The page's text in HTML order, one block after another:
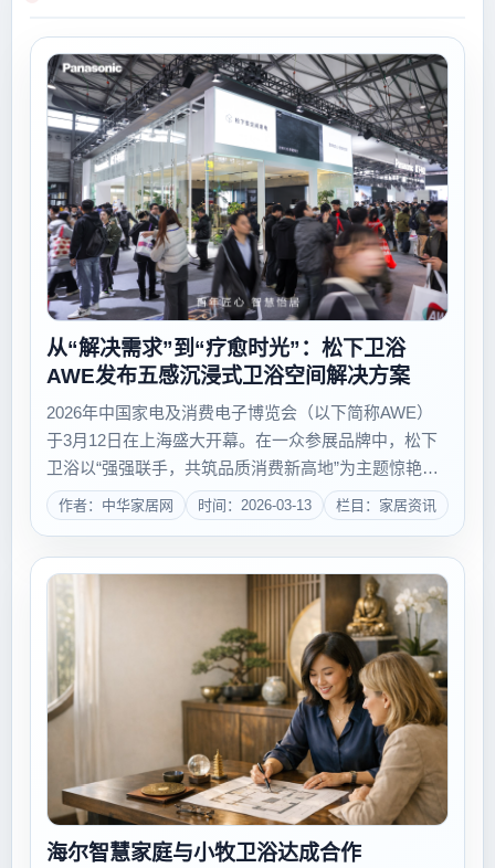
家装攻略 创意家居
从“解决需求”到“疗愈时光”：松下卫浴
AWE发布五感沉浸式卫浴空间解决方案
2026年中国家电及消费电子博览会（以下简称AWE）
于3月12日在上海盛大开幕。在一众参展品牌中，松下
卫浴以“强强联手，共筑品质消费新高地”为主题惊艳亮
相，不仅带来了重新定义洁净智能的K9系列智能马桶新
品，还推出了覆盖多元家庭需求的卫浴空间解决方案，
作者：中华家居网 时间：2026-03-13 栏目：家居资讯
海尔智慧家庭与小牧卫浴达成合作